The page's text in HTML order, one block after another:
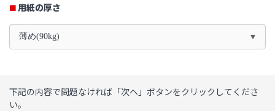
用紙の厚さ
薄め(90kg)
下記の内容で問題なければ「次へ」ボタンをクリックしてくださ
い。